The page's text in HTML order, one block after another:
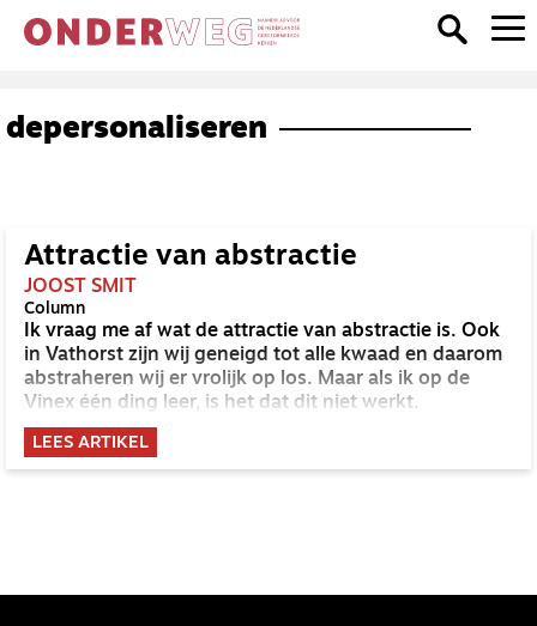
depersonaliseren
Attractie van abstractie
JOOST SMIT
Column
Ik vraag me af wat de attractie van abstractie is. Ook
in Vathorst zijn wij geneigd tot alle kwaad en daarom
abstraheren wij er vrolijk op los. Maar als ik op de
Vinex één ding leer, is het dat dit niet werkt.
LEES ARTIKEL